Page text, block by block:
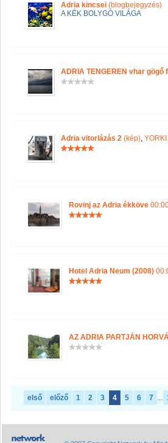
Adria kincsei (blogbejegyzés)
A KÉK BOLYGÓ VILÁGA
ADRIA TENGEREN vhar gögő
Adria vitorlázás 2 (kép),
Rovinj az Adria ékköve
Hotel Adria Neum (2008)
AZ ADRIA PARTJÁN
első előző 1 2 3 4 5 6 7 ...